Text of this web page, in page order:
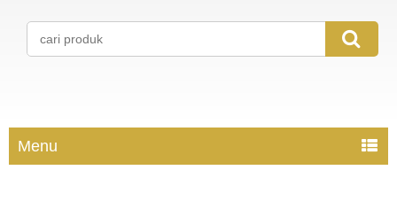
Menu